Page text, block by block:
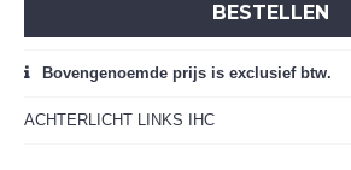
BESTELLEN
Bovengenoemde prijs is exclusief btw.
ACHTERLICHT LINKS IHC